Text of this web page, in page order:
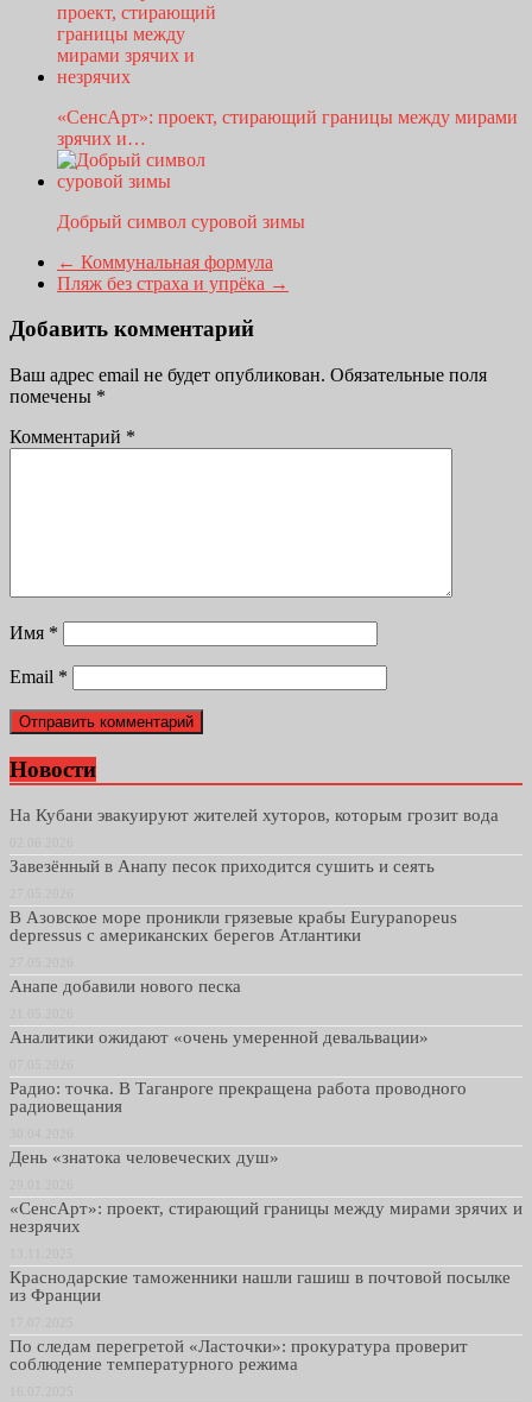
«СенсАрт»: проект, стирающий границы между мирами
зрячих и…
Добрый символ суровой зимы
← Коммунальная формула
Пляж без страха и упрёка →
Добавить комментарий
Ваш адрес email не будет опубликован. Обязательные поля
помечены *
Комментарий *
Имя *
Email *
Новости
На Кубани эвакуируют жителей хуторов, которым грозит вода
Завезённый в Анапу песок приходится сушить и сеять
В Азовское море проникли грязевые крабы Eurypanopeus
depressus с американских берегов Атлантики
Анапе добавили нового песка
Аналитики ожидают «очень умеренной девальвации»
Радио: точка. В Таганроге прекращена работа проводного
радиовещания
День «знатока человеческих душ»
«СенсАрт»: проект, стирающий границы между мирами зрячих и
незрячих
Краснодарские таможенники нашли гашиш в почтовой посылке
из Франции
По следам перегретой «Ласточки»: прокуратура проверит
соблюдение температурного режима